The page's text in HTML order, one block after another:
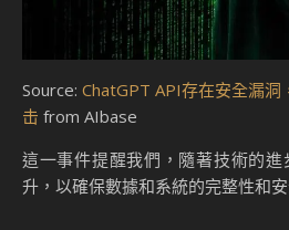
結論
全性方面的挑戰。OpenAI 需要立
洞，並加強其安全管理措施。對於
取必要的安全措施以保護自己的數
關重要的。